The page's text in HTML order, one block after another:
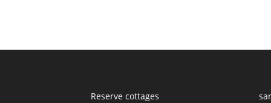
Reserve cottages